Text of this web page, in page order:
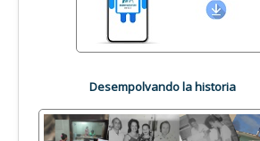
Desempolvando la historia